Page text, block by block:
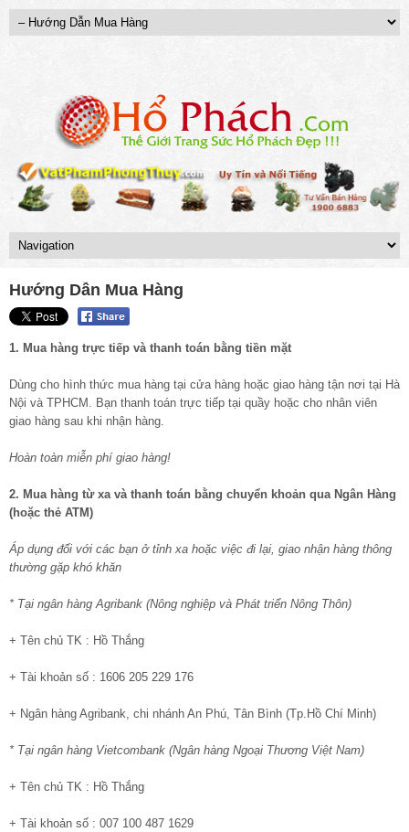
Hướng Dẫn Mua Hàng
1. Mua hàng trực tiếp và thanh toán bằng tiền mặt
Dùng cho hình thức mua hàng tại cửa hàng hoặc giao hàng tận nơi tại Hà
Nội và TPHCM. Bạn thanh toán trực tiếp tại quầy hoặc cho nhân viên
giao hàng sau khi nhận hàng.
Hoàn toàn miễn phí giao hàng!
2. Mua hàng từ xa và thanh toán bằng chuyển khoản qua Ngân Hàng
(hoặc thẻ ATM)
Áp dụng đối với các bạn ở tỉnh xa hoặc việc đi lại, giao nhận hàng thông
thường gặp khó khăn
* Tại ngân hàng Agribank (Nông nghiệp và Phát triển Nông Thôn)
+ Tên chủ TK : Hồ Thắng
+ Tài khoản số : 1606 205 229 176
+ Ngân hàng Agribank, chi nhánh An Phú, Tân Bình (Tp.Hồ Chí Minh)
* Tại ngân hàng Vietcombank (Ngân hàng Ngoại Thương Việt Nam)
+ Tên chủ TK : Hồ Thắng
+ Tài khoản số : 007 100 487 1629